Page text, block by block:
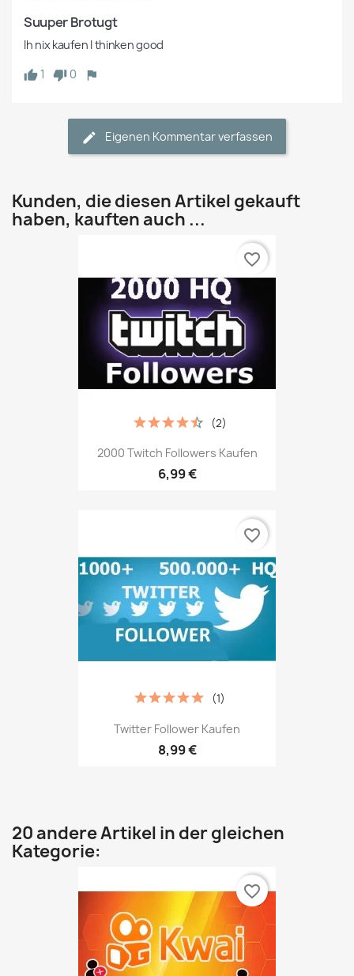
Suuper Brotugt
Ih nix kaufen I thinken good
1
0
Eigenen Kommentar verfassen
Kunden, die diesen Artikel gekauft
haben, kauften auch ...
2000 Twitch Followers Kaufen
6,99 €
(2)
favorite_border
Twitter Follower Kaufen
8,99 €
(1)
favorite_border
20 andere Artikel in der gleichen
Kategorie:
favorite_border